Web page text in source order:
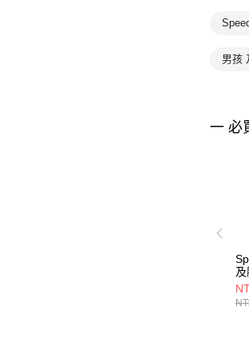
男孩
一 必